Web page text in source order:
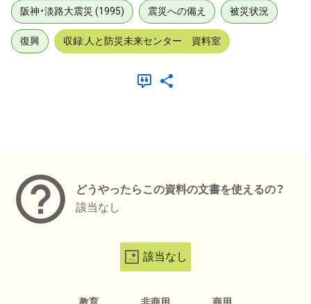
阪神・淡路大震災 (1995) 震災への備え 被災状況
復興 収録:人と防災未来センター 資料室
どうやったらこの資料の文書を使えるの？
該当なし
該当なし